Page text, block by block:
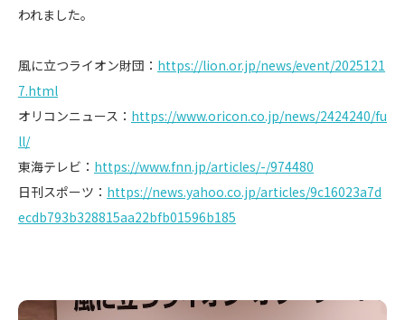
われました。
風に立つライオン財団： https://lion.or.jp/news/event/2025121
7.html
オリコンニュース： https://www.oricon.co.jp/news/2424240/fu
ll/
東海テレビ： https://www.fnn.jp/articles/-/974480
日刊スポーツ： https://news.yahoo.co.jp/articles/9c16023a7d
ecdb793b328815aa22bfb01596b185